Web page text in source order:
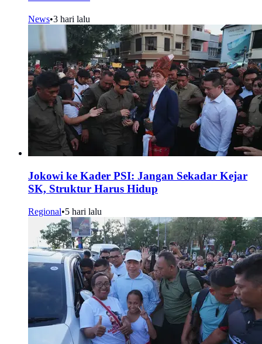
News•3 hari lalu
Jokowi ke Kader PSI: Jangan Sekadar Kejar
SK, Struktur Harus Hidup
Regional•5 hari lalu